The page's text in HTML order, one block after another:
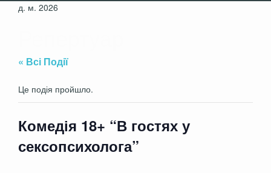
д. м. 2026
« Всі Події
Це подія пройшло.
Комедія 18+ “В гостях у
сексопсихолога”